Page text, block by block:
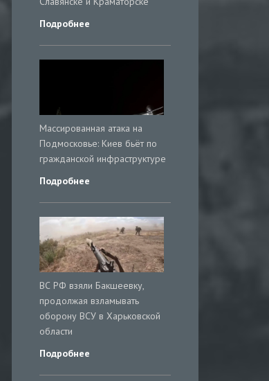
Подробнее
Массированная атака на
Подмосковье: Киев бьёт по
гражданской инфраструктуре
Подробнее
ВС РФ взяли Бакшеевку,
продолжая взламывать
оборону ВСУ в Харьковской
области
Подробнее